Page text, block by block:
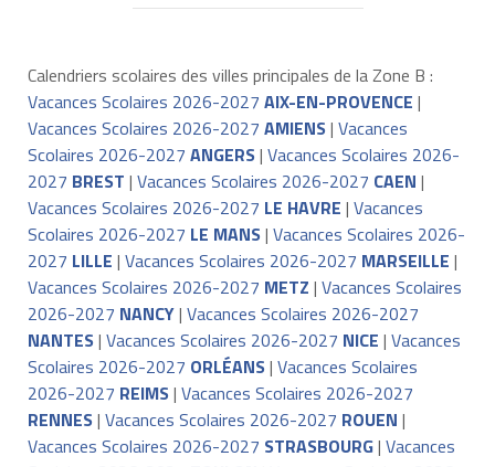
Calendriers scolaires des villes principales de la Zone B :
Vacances Scolaires 2026-2027 AIX-EN-PROVENCE |
Vacances Scolaires 2026-2027 AMIENS| Vacances
Scolaires 2026-2027 ANGERS| Vacances Scolaires 2026-
2027 BREST | Vacances Scolaires 2026-2027 CAEN |
Vacances Scolaires 2026-2027 LE HAVRE | Vacances
Scolaires 2026-2027 LE MANS| Vacances Scolaires 2026-
2027 LILLE | Vacances Scolaires 2026-2027 MARSEILLE |
Vacances Scolaires 2026-2027 METZ | Vacances Scolaires
2026-2027 NANCY| Vacances Scolaires 2026-2027
NANTES| Vacances Scolaires 2026-2027 NICE | Vacances
Scolaires 2026-2027 ORLÉANS| Vacances Scolaires
2026-2027 REIMS| Vacances Scolaires 2026-2027
RENNES| Vacances Scolaires 2026-2027 ROUEN |
Vacances Scolaires 2026-2027 STRASBOURG| Vacances